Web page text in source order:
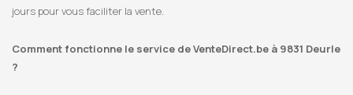
jours pour vous faciliter la vente.
Comment fonctionne le service de VenteDirect.be à 9831 Deurle
?